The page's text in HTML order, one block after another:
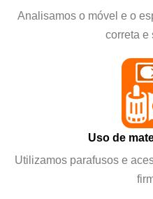
Analisamos o móvel e o
correta e
Uso de
Utilizamos parafusos e